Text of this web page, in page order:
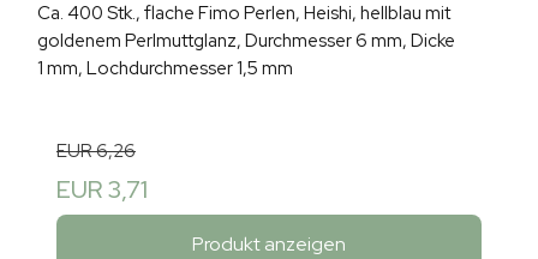
Ca. 400 Stk., flache Fimo Perlen, Heishi, hellblau mit
goldenem Perlmuttglanz, Durchmesser 6 mm, Dicke
1 mm, Lochdurchmesser 1,5 mm
EUR 6,26
EUR 3,71
Produkt anzeigen